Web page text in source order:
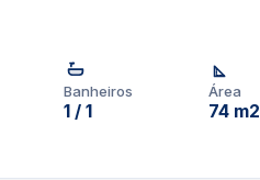
Banheiros
1 / 1
Área
74 m2